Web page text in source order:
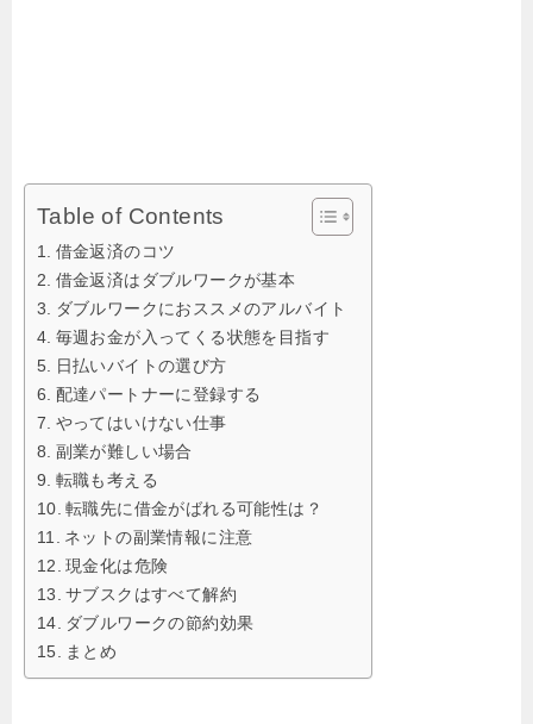
Table of Contents
借金返済のコツ
借金返済はダブルワークが基本
ダブルワークにおススメのアルバイト
毎週お金が入ってくる状態を目指す
日払いバイトの選び方
配達パートナーに登録する
やってはいけない仕事
副業が難しい場合
転職も考える
転職先に借金がばれる可能性は？
ネットの副業情報に注意
現金化は危険
サブスクはすべて解約
ダブルワークの節約効果
まとめ